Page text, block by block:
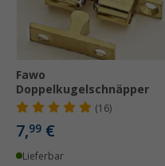
Fawo
Doppelkugelschnäpper
(16)
7,99 €
Lieferbar